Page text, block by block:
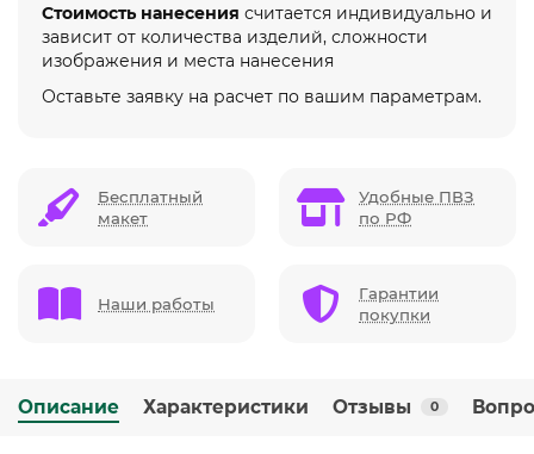
Стоимость нанесения считается индивидуально и
зависит от количества изделий, сложности
изображения и места нанесения
Оставьте заявку на расчет по вашим параметрам.
Бесплатный
макет
Удобные ПВЗ
по РФ
Наши работы
Гарантии
покупки
Описание Характеристики Отзывы 0